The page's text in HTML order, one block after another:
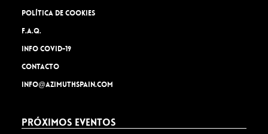
Política de cookies
F.A.Q.
INFO COVID-19
Contacto
info@azimuthspain.com
Próximos Eventos